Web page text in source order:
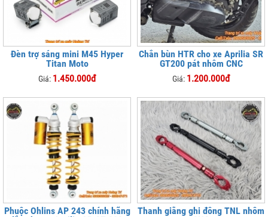
Đèn trợ sáng mini M45 Hyper
Titan Moto
Giá: 1.450.000đ
Chắn bùn HTR cho xe Aprilia SR
GT200 pát nhôm CNC
Giá: 1.200.000đ
Phuộc Ohlins AP 243 chính hãng
Thanh giằng ghi đông TNL nhôm